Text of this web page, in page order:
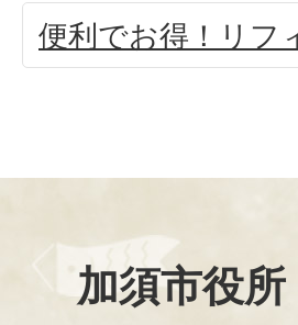
便利でお得！リフ
加須市役所